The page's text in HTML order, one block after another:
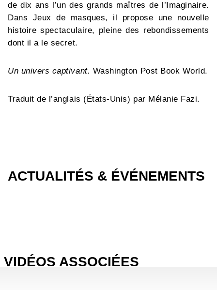
de dix ans l’un des grands maîtres de l’Imaginaire.
Dans Jeux de masques, il propose une nouvelle
histoire spectaculaire, pleine des rebondissements
dont il a le secret.
Un univers captivant. Washington Post Book World.
Traduit de l’anglais (États-Unis) par Mélanie Fazi.
ACTUALITÉS & ÉVÉNEMENTS
VIDÉOS ASSOCIÉES